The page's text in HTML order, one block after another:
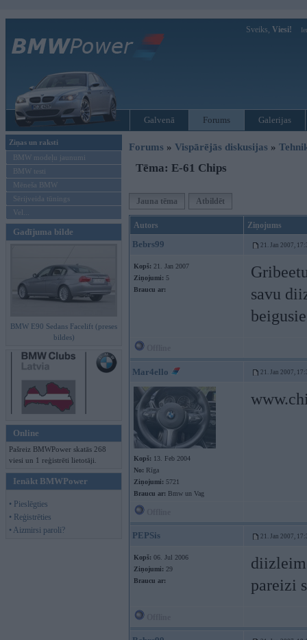
Sveiks, Viesi!
Galvenā Forums Galerijas
Ziņas un raksti
BMW modeļu jaunumi
BMW testi
Mēneša BMW
Sērijveida tūnings
Vel...
Gadījuma bilde
BMW E90 Sedans Facelift (preses
bildes)
Online
Pašreiz BMWPower skatās 268
viesi un 1 reģistrēti lietotāji.
Ienākt BMWPower
• Pieslēgties
• Reģistrēties
• Aizmirsi paroli?
Forums » Vispārējās diskusijas »
Tēma: E-61 Chips
Jauna tēma Atbildēt
Autors Ziņojums
Bebrs99 21. Jan 2007,
Kopš: 21. Jan 2007
Ziņojumi: 5
Braucu ar:
savu
Mar4ello 21. Jan 2007,
Kopš: 13. Feb 2004
No: Rīga
Ziņojumi: 5721
Braucu ar: Bmw un Vag
PEPSis 21. Jan 2007,
Kopš: 06. Jul 2006
Ziņojumi: 29
Braucu ar:
pareizi